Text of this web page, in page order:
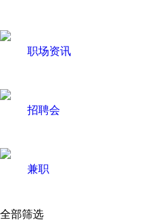
职场资讯
招聘会
兼职
全部筛选